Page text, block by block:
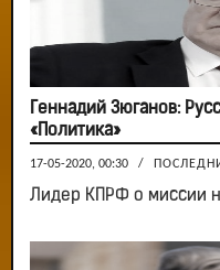
Геннадий Зюганов:
«Политика»
17-05-2020, 00:30 /
Лидер КПРФ о миссии